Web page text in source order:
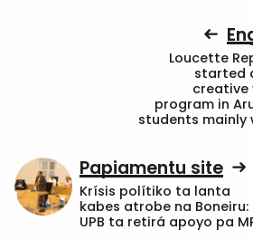
Loucette
started
creative
program in
students mainly
Papiamentu site
Krísis polítiko ta lanta
kabes atrobe na Boneiru:
UPB ta retirá apoyo pa